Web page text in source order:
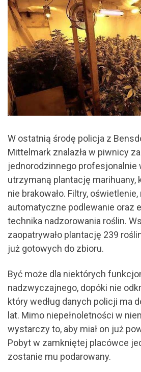
W ostatnią środę policja z
Mittelmark znalazła w piwnicy
jednorodzinnego profesjonalnie
utrzymaną plantację marihuany,
nie brakowało. Filtry,
automatyczne podlewanie oraz
technika nadzorowania roślin.
zaopatrywało plantację 239
już gotowych do zbioru.
Być może dla niektórych
nadzwyczajnego, dopóki nie
który według danych policji ma
lat. Mimo niepełnoletności w
wystarczy to, aby miał on już
Pobyt w zamkniętej placówce
zostanie mu podarowany.